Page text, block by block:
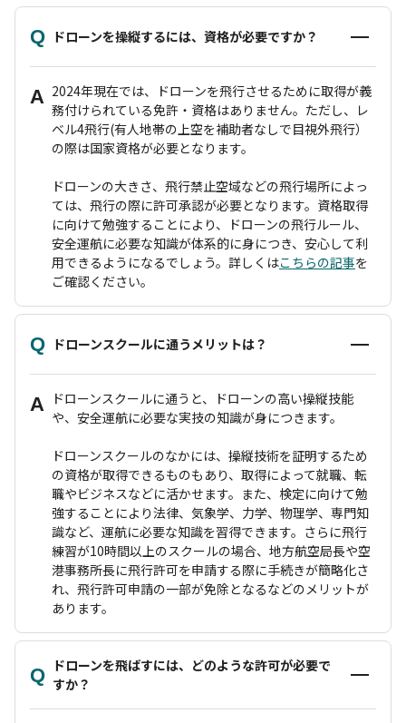
Q ドローンを操縦するには、資格が必要ですか？
A 2024年現在では、ドローンを飛行させるために取得が義
務付けられている免許・資格はありません。ただし、レ
ベル4飛行(有人地帯の上空を補助者なしで目視外飛行）
の際は国家資格が必要となります。
ドローンの大きさ、飛行禁止空域などの飛行場所によっ
ては、飛行の際に許可承認が必要となります。資格取得
に向けて勉強することにより、ドローンの飛行ルール、
安全運航に必要な知識が体系的に身につき、安心して利
用できるようになるでしょう。詳しくはこちらの記事を
ご確認ください。
Q ドローンスクールに通うメリットは？
A ドローンスクールに通うと、ドローンの高い操縦技能
や、安全運航に必要な実技の知識が身につきます。
ドローンスクールのなかには、操縦技術を証明するため
の資格が取得できるものもあり、取得によって就職、転
職やビジネスなどに活かせます。また、検定に向けて勉
強することにより法律、気象学、力学、物理学、専門知
識など、運航に必要な知識を習得できます。さらに飛行
練習が10時間以上のスクールの場合、地方航空局長や空
港事務所長に飛行許可を申請する際に手続きが簡略化さ
れ、飛行許可申請の一部が免除となるなどのメリットが
あります。
Q ドローンを飛ばすには、どのような許可が必要で
すか？